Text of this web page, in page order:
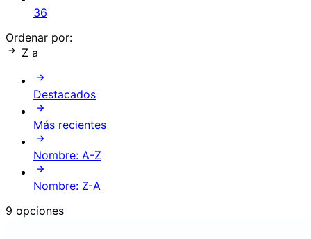
36
Ordenar por:
Z a
Destacados
Más recientes
Nombre: A-Z
Nombre: Z-A
9 opciones